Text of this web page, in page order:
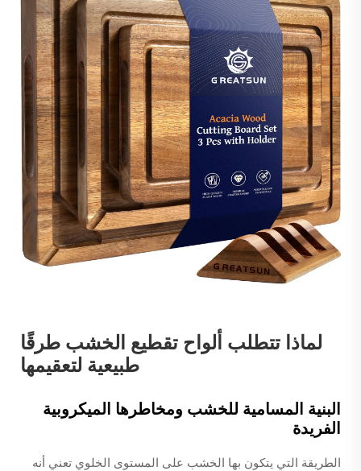
لماذا تتطلب ألواح تقطيع الخشب طرقًا
طبيعية لتعقيمها
البنية المسامية للخشب ومخاطرها الميكروبية
الفريدة
الطريقة التي يتكون بها الخشب على المستوى الخلوي تعني أنه